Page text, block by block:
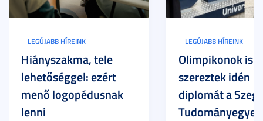
LEGÚJABB HÍREINK
Hiányszakma, tele
lehetőséggel: ezért
menő logopédusnak
lenni
LEGÚJABB HÍREINK
Olimpikonok is
szereztek idén
diplomát a